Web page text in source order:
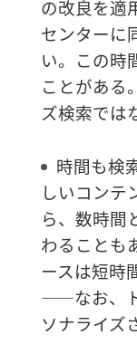
の改良を適
センターに
い。この時
ことがある
ズ検索では
時間も検
しいコンテ
ら、数時間
わることも
ースは短時
――なお、
ソナライズ